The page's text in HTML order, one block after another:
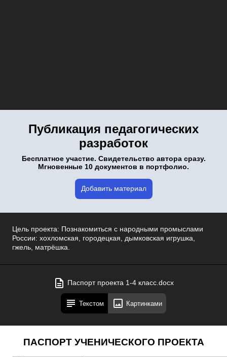
Публикация педагогических
разработок
Бесплатное участие. Свидетельство автора сразу.
Мгновенные 10 документов в портфолио.
Добавить материал
Цель проекта: Познакомиться с народными промыслами
России: хохломская, городецкая, дымковская игрушка,
гжель, матрёшка.
Паспорт проекта 1-4 класс.docx
Текстом Картинками
ПАСПОРТ УЧЕНИЧЕСКОГО ПРОЕКТА